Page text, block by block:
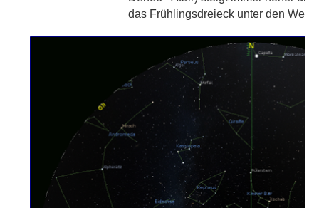
das Frühlingsdreieck unter den